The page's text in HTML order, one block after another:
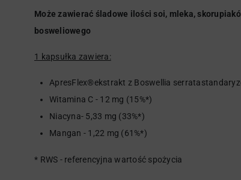
Może zawierać śladowe ilości soi, mleka,
bosweliowego
1 kapsułka zawiera:
ApresFlex®ekstrakt z Boswellia
Witamina C - 12 mg (15%*)
Niacyna- 5,33 mg (33%*)
Mangan - 1,22 mg (61%*)
* RWS - referencyjna wartość spożycia